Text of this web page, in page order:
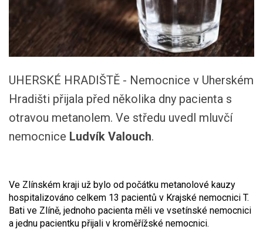
UHERSKÉ HRADIŠTĚ - Nemocnice v Uherském
Hradišti přijala před několika dny pacienta s
otravou metanolem. Ve středu uvedl mluvčí
nemocnice Ludvík Valouch.
Ve Zlínském kraji už bylo od počátku metanolové kauzy
hospitalizováno celkem 13 pacientů v Krajské nemocnici T.
Bati ve Zlíně, jednoho pacienta měli ve vsetínské nemocnici
a jednu pacientku přijali v kroměřížské nemocnici.